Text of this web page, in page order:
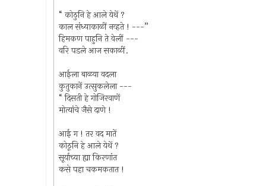
“ कोठुनि हे आले येथें ?
काल संध्याकाळीं नव्हते ! ---”
हिमकण पाहुनि ते वेलीं ---
वरि पडले आज सकाळीं.
आईला बाळया वदला
कुतुकानें उत्सुकलेला ---
“ दिसती हे गोजिरवाणें
मोत्यांचे जैसे दाणे !
आई ग ! तर वद मातें
कोठूनि हे आले येथें ?
सूर्याच्या ह्या किरणांत
कसे पहा चकमकतात !